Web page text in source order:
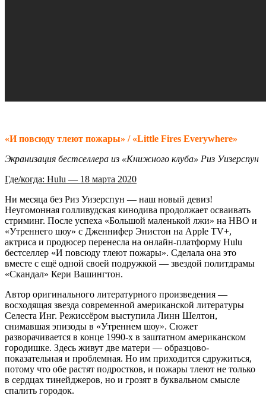
«И повсюду тлеют пожары» / «Little Fires Everywhere»
Экранизация бестселлера из «Книжного клуба» Риз Уизерспун
Где/когда: Hulu — 18 марта 2020
Ни месяца без Риз Уизерспун — наш новый девиз!
Неугомонная голливудская кинодива продолжает осваивать
стриминг. После успеха «Большой маленькой лжи» на HBO и
«Утреннего шоу» с Дженнифер Энистон на Apple TV+,
актриса и продюсер перенесла на онлайн-платформу Hulu
бестселлер «И повсюду тлеют пожары». Сделала она это
вместе с ещё одной своей подружкой — звездой политдрамы
«Скандал» Кери Вашингтон.
Автор оригинального литературного произведения —
восходящая звезда современной американской литературы
Селеста Инг. Режиссёром выступила Линн Шелтон,
снимавшая эпизоды в «Утреннем шоу». Сюжет
разворачивается в конце 1990-х в заштатном американском
городишке. Здесь живут две матери — образцово-
показательная и проблемная. Но им приходится сдружиться,
потому что обе растят подростков, и пожары тлеют не только
в сердцах тинейджеров, но и грозят в буквальном смысле
спалить городок.